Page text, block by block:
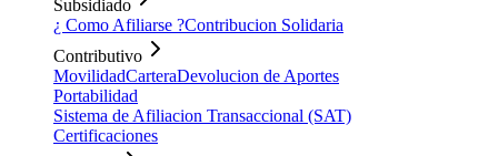
Subsidiado
¿ Como Afiliarse ?Contribucion Solidaria
Contributivo
MovilidadCarteraDevolucion de Aportes
Portabilidad
Sistema de Afiliacion Transaccional (SAT)
Certificaciones